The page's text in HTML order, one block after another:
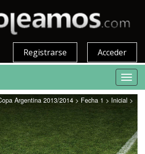
Acceder
Registrarse
Argentina 2013/2014 > Fecha 1 > Inicial >